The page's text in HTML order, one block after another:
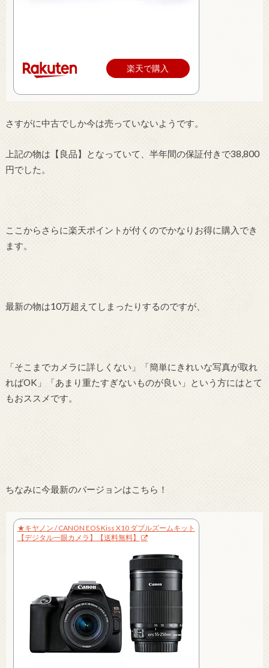
楽天で購入
さすがに中古でしか今は売っていないようです。
上記の物は【良品】となっていて、半年間の保証付きで38,800
円でした。
ここからさらに楽天ポイントが付くのでかなりお得に購入でき
ます。
最新の物は10万超えてしまったりするのですが、
「そこまでカメラに詳しくない」「簡単にきれいな写真が取れ
ればOK」「あまり重たすぎないものが良い」という方にはとて
もおススメです。
ちなみに今最新のバージョンはこちら！
★キヤノン / CANON EOS Kiss X10 ダブルズームキット
【デジタル一眼カメラ】【送料無料】